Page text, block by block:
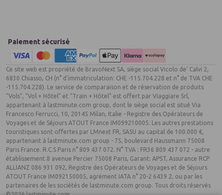
Paiement sécurisé
Ce site web est propriété de BravoNext SA, siège social Vicolo de’ Calvi 2,
6830 Chiasso, CH (n° d’immatriculation: CHE -115.704.228 et n° de TVA CHE
-115.704.228). Le service de comparaison et de réservation de produits
"Vols", "Vol + Hôtel" et “Train + Hôtel” est offert par Viaggiare Srl,
appartenant à lastminute.com group, dont le siège social est situé Via
Francesco Ferrucci, 10, 20145 Milan, Italie - Registre des Opérateurs de
Voyages et de Séjours ATOUT France IM099210005. Les autres prestations
touristiques sont offertes par LMnext FR, SASU au capital de 100.000 €,
appartenant à lastminute.com group - 75, boulevard Haussmann 75008
Paris France. R.C.S Paris n° 809 437 072. N° TVA : FR36 809 437 072 - autre
établissement 8 avenue Percier 75008 Paris, Garant: APST, Assurance RCP
ALLIANZ 086 931 092, Registre des Opérateurs de Voyages et de Séjours
ATOUT France IM092150005, agrément IATA n° 20-2 6439 2, ou par les
partenaires de les sociétés de lastminute.com group. Tous droits réservés